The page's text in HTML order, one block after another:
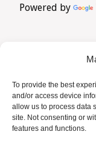
To provide the best
and/or access device
allow us to process data
site. Not consenting or
features and functions.
Powered by
AVIS LEGAL |
BUSQUES